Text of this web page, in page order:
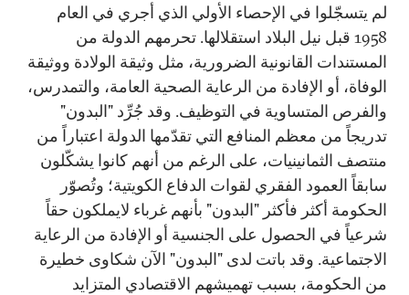
لم يتسجّلوا في الإحصاء الأولي الذي أجري في العام
1958 قبل نيل البلاد استقلالها. تحرمهم الدولة من
المستندات القانونية الضرورية، مثل وثيقة الولادة ووثيقة
الوفاة، أو الإفادة من الرعاية الصحية العامة، والتمدرس،
والفرص المتساوية في التوظيف. وقد جُرِّد "البدون"
تدريجاً من معظم المنافع التي تقدّمها الدولة اعتباراً من
منتصف الثمانينيات، على الرغم من أنهم كانوا يشكّلون
سابقاً العمود الفقري لقوات الدفاع الكويتية؛ وتُصوّر
الحكومة أكثر فأكثر "البدون" بأنهم غرباء لايملكون حقاً
شرعياً في الحصول على الجنسية أو الإفادة من الرعاية
الاجتماعية. وقد باتت لدى "البدون" الآن شكاوى خطيرة
من الحكومة، بسبب تهميشهم الاقتصادي المتزايد